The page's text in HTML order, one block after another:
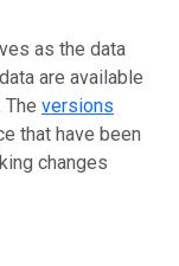
as the data
are available
The versions
that have been
changes